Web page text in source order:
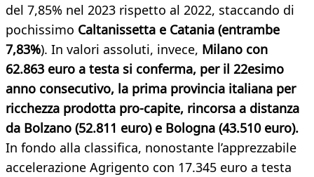
del 7,85% nel 2023 rispetto al 2022, staccando di
pochissimo Caltanissetta e Catania (entrambe
7,83%). In valori assoluti, invece, Milano con
62.863 euro a testa si conferma, per il 22esimo
anno consecutivo, la prima provincia italiana per
ricchezza prodotta pro-capite, rincorsa a distanza
da Bolzano (52.811 euro) e Bologna (43.510 euro).
In fondo alla classifica, nonostante l’apprezzabile
accelerazione Agrigento con 17.345 euro a testa